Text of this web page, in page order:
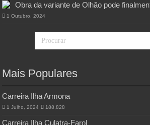
Obra da variante de Olhão pode
1 Outubro, 2024
Mais Populares
Carreira Ilha Armona
1 Julho, 2024 188,828
Carreira Ilha Culatra-Farol